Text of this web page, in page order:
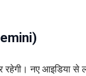
रहेगी। नए आइडिया से